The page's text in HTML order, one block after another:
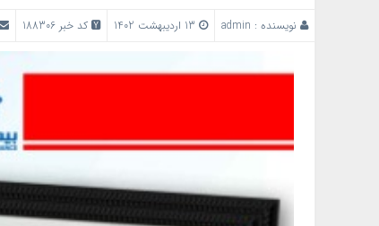
نویسنده : admin کد خبر 188306